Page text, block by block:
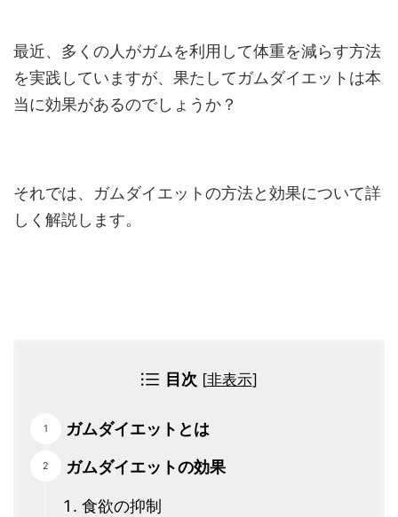
最近、多くの人がガムを利用して体重を減らす方法
を実践していますが、果たしてガムダイエットは本
当に効果があるのでしょうか？
それでは、ガムダイエットの方法と効果について詳
しく解説します。
目次 [非表示]
ガムダイエットとは
ガムダイエットの効果
食欲の抑制